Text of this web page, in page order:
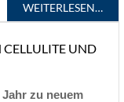
WEITERLESEN…
CELLULITE UND
zu neuem